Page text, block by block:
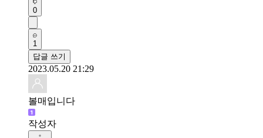
0
1
답글 쓰기
2023.05.20 21:29
볼매입니다
작성자